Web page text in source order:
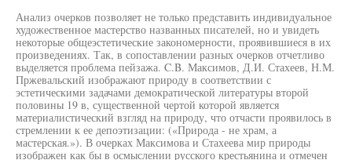
Анализ очерков позволяет не только представить индивидуальное
художественное мастерство названных писателей, но и увидеть
некоторые общеэстетические закономерности, проявившиеся в их
произведениях. Так, в сопоставлении разных очерков отчетливо
выделяется проблема пейзажа. C.B. Максимов, Д.И. Стахеев, Н.М.
Пржевальский изображают природу в соответствии с
эстетическими задачами демократической литературы второй
половины 19 в, существенной чертой которой является
материалистический взгляд на природу, что отчасти проявилось в
стремлении к ее депоэтизации: («Природа - не храм, а
мастерская.»). В очерках Максимова и Стахеева мир природы
изображен как бы в осмыслении русского крестьянина и отмечен